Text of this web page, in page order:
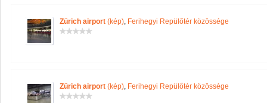
Zürich airport (kép), Ferihegyi Repülőtér közössége
Zürich airport (kép), Ferihegyi Repülőtér közössége